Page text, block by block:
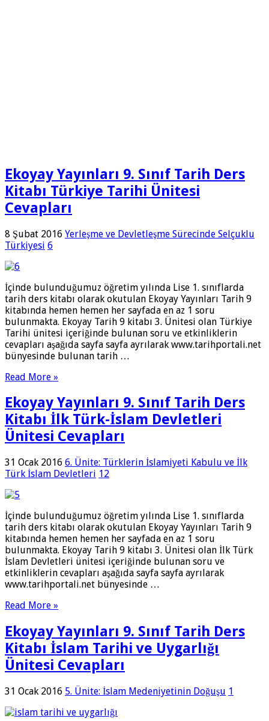
Ekoyay Yayınları 9. Sınıf Tarih Ders
Kitabı Türkiye Tarihi Ünitesi
Cevapları
8 Şubat 2016 Yerleşme ve Devletleşme Sürecinde Selçuklu
Türkiyesi 6
İçinde bulunduğumuz öğretim yılında Lise 1. sınıflarda
tarih ders kitabı olarak okutulan Ekoyay Yayınları Tarih 9
kitabında hemen hemen her sayfada en az 1 soru
bulunmakta. Ekoyay Tarih 9 kitabı 3. Ünitesi olan Türkiye
Tarihi ünitesi içeriğinde bulunan soru ve etkinliklerin
cevapları aşağıda sayfa sayfa ayrılarak www.tarihportali.net
bünyesinde bulunan tarih …
Read More »
Ekoyay Yayınları 9. Sınıf Tarih Ders
Kitabı İlk Türk-İslam Devletleri
Ünitesi Cevapları
31 Ocak 2016 6. Ünite: Türklerin İslamiyeti Kabulu ve İlk
Türk İslam Devletleri 12
İçinde bulunduğumuz öğretim yılında Lise 1. sınıflarda
tarih ders kitabı olarak okutulan Ekoyay Yayınları Tarih 9
kitabında hemen hemen her sayfada en az 1 soru
bulunmakta. Ekoyay Tarih 9 kitabı 3. Ünitesi olan İlk Türk
İslam Devletleri ünitesi içeriğinde bulunan soru ve
etkinliklerin cevapları aşağıda sayfa sayfa ayrılarak
www.tarihportali.net bünyesinde …
Read More »
Ekoyay Yayınları 9. Sınıf Tarih Ders
Kitabı İslam Tarihi ve Uygarlığı
Ünitesi Cevapları
31 Ocak 2016 5. Ünite: İslam Medeniyetinin Doğuşu 1